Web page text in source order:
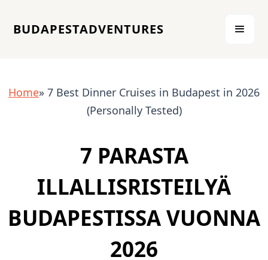
BUDAPESTADVENTURES
Home» 7 Best Dinner Cruises in Budapest in 2026
(Personally Tested)
7 PARASTA
ILLALLISRISTEILYÄ
BUDAPESTISSA VUONNA
2026